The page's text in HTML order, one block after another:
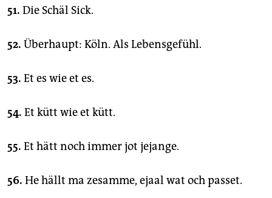
51. Die Schäl Sick.
52. Überhaupt: Köln. Als Lebensgefühl.
53. Et es wie et es.
54. Et kütt wie et kütt.
55. Et hätt noch immer jot jejange.
56. He hällt ma zesamme, ejaal wat och passet.